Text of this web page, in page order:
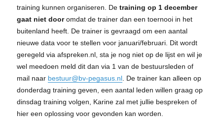
training kunnen organiseren. Detraining op 1 december
gaat niet dooromdat de trainer dan een toernooi in het
buitenland heeft. De trainer is gevraagd om een aantal
nieuwe data voor te stellen voor januari/februari. Dit wordt
geregeld via afspreken.nl, sta je nog niet op de lijst en wil je
wel meedoen meld dit dan via 1 van de bestuursleden of
mail naar bestuur@bv-pegasus.nl . De trainer kan alleen op
donderdag training geven, een aantal leden willen graag op
dinsdag training volgen, Karine zal met jullie bespreken of
hier een oplossing voor gevonden kan worden.